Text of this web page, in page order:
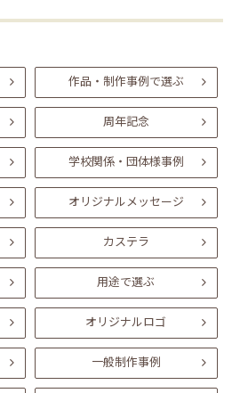
作品・制作事例で選ぶ
周年記念
学校関係・団体様事例
オリジナルメッセージ
カステラ
用途で選ぶ
オリジナルロゴ
一般制作事例